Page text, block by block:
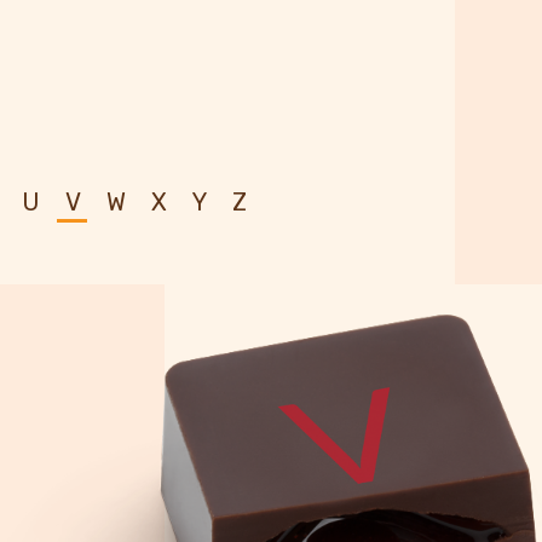
U V W Х Y Z